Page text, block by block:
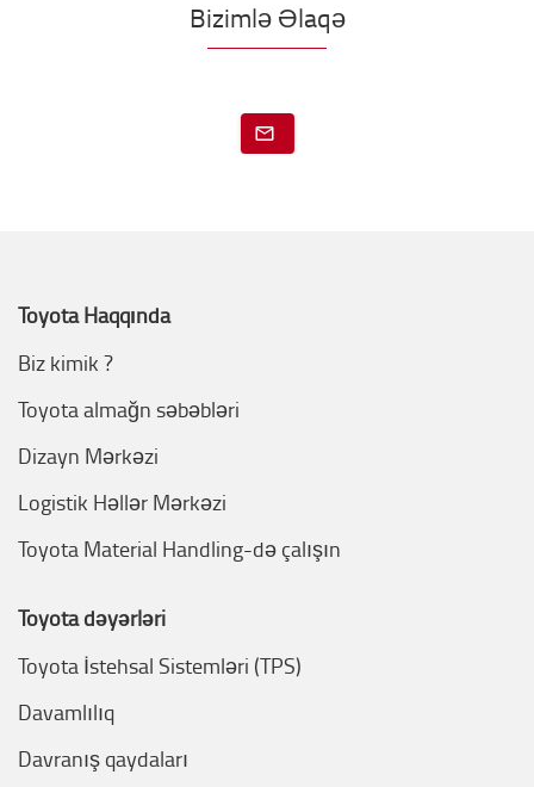
Bizimlə Əlaqə
Toyota Haqqında
Biz kimik ?
Toyota almağn səbəbləri
Dizayn Mərkəzi
Logistik Həllər Mərkəzi
Toyota Material Handling-də çalışın
Toyota dəyərləri
Toyota İstehsal Sistemləri (TPS)
Davamlılıq
Davranış qaydaları